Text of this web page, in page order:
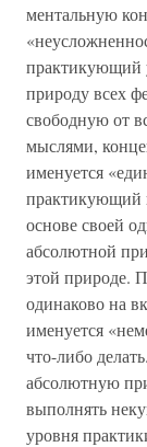
ментальную
практикующий
природу всех
свободную от
мыслями,
именуется
практикующий
основе своей
абсолютной
этой природе.
одинаково на
именуется
что-либо
абсолютную
выполнять
уровня